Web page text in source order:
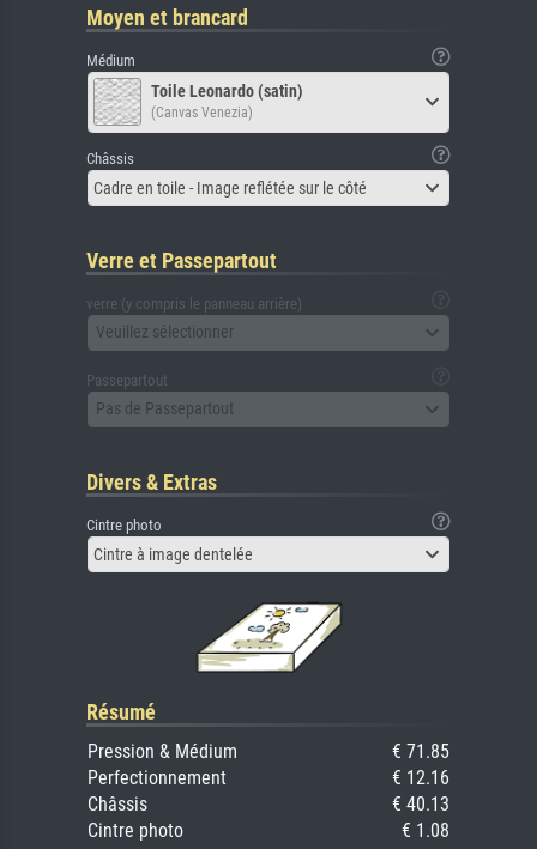
Moyen et brancard
Médium
Toile Leonardo (satin)
(Canvas Venezia)
Châssis
Cadre en toile - Image reflétée sur le côté
Verre et Passepartout
verre (y compris le panneau arrière)
Veuillez sélectionner
Passepartout
Pas de Passepartout
Divers & Extras
Cintre photo
Cintre à image dentelée
Résumé
Pression & Médium
€ 71.85
Perfectionnement
€ 12.16
Châssis
€ 40.13
Cintre photo
€ 1.08